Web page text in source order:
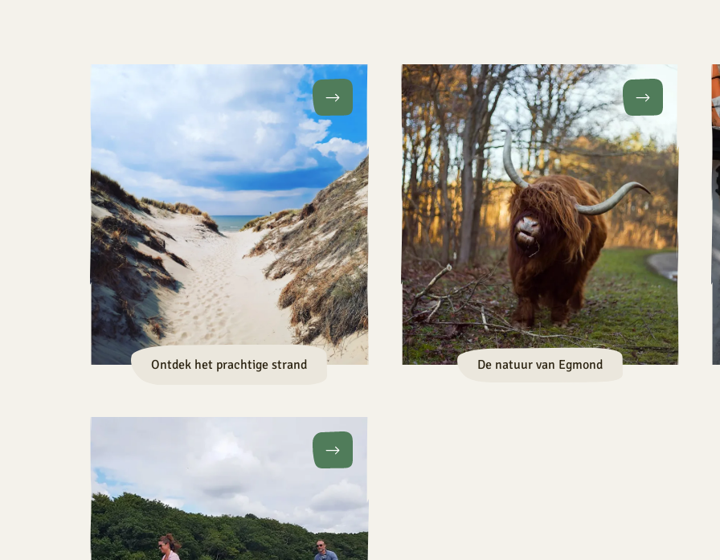
Ontdek het prachtige strand De natuur van Egmond